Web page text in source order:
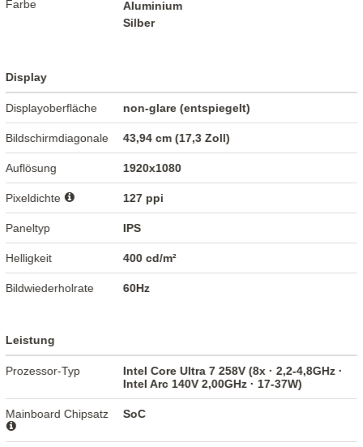
Farbe
Aluminium
Silber
Display
Displayoberfläche non-glare (entspiegelt)
Bildschirmdiagonale 43,94 cm (17,3 Zoll)
Auflösung 1920x1080
Pixeldichte 127 ppi
Paneltyp IPS
Helligkeit 400 cd/m²
Bildwiederholrate 60Hz
Leistung
Prozessor-Typ
Intel Core Ultra 7 258V (8x · 2,2-4,8GHz ·
Intel Arc 140V 2,00GHz · 17-37W)
Mainboard Chipsatz SoC